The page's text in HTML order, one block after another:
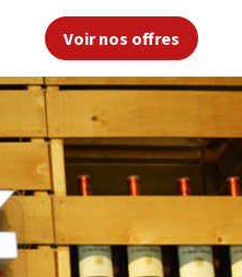
Voir nos offres